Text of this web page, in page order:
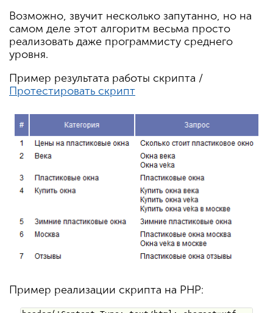
Возможно, звучит несколько запутанно, но на
самом деле этот алгоритм весьма просто
реализовать даже программисту среднего
уровня.
Пример результата работы скрипта /
Протестировать скрипт
Пример реализации скрипта на PHP: